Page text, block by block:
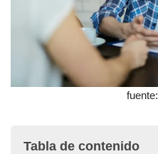
fuente:
Tabla de contenido